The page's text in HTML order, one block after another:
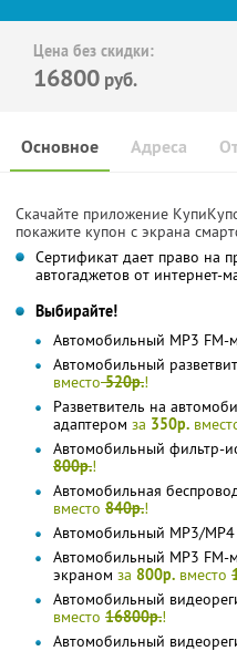
Цена без скидки:
16800 руб.
Основное Адреса
Скачайте приложение
покажите купон с экрана
Сертификат дает право на
автогаджетов от интернет-
Выбирайте!
Автомобильный MP3 FM-
Автомобильный
вместо520р.!
Разветвитель на
адаптером за 350р.
Автомобильный фильтр-
800р.!
Автомобильная
вместо 840р.!
Автомобильный MP3/MP4
Автомобильный MP3
экраном за 800р. вместо
Автомобильный
вместо 16800р.!
Автомобильный